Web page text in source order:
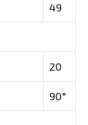
49
20
90°